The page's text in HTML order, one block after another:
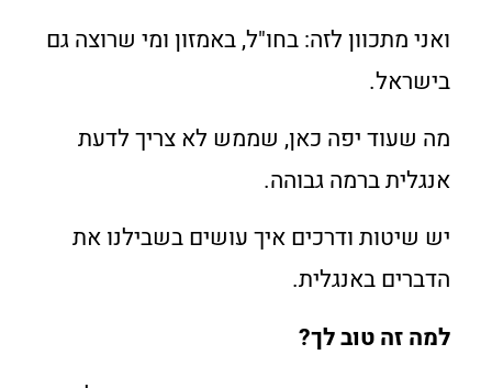
ואני מתכוון לזה: בחו"ל, באמזון ומי שרוצה גם
בישראל.
מה שעוד יפה כאן, שממש לא צריך לדעת
אנגלית ברמה גבוהה.
יש שיטות ודרכים איך עושים בשבילנו את
הדברים באנגלית.
למה זה טוב לך?